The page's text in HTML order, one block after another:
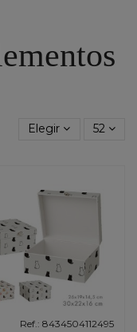
Elegir 52
Ref.: 8434504112495